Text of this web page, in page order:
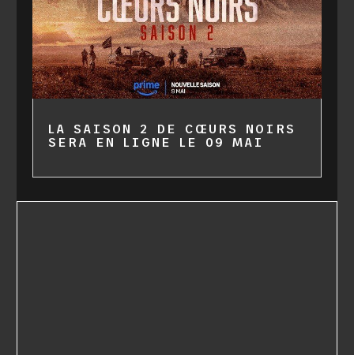
LA SAISON 2 DE CŒURS NOIRS
SERA EN LIGNE LE 09 MAI